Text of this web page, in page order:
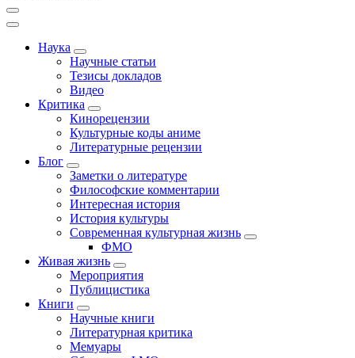
Наука
Научные статьи
Тезисы докладов
Видео
Критика
Кинорецензии
Культурные коды аниме
Литературные рецензии
Блог
Заметки о литературе
Философские комментарии
Интересная история
История культуры
Современная культурная жизнь
ФМО
Живая жизнь
Мероприятия
Публицистика
Книги
Научные книги
Литературная критика
Мемуары